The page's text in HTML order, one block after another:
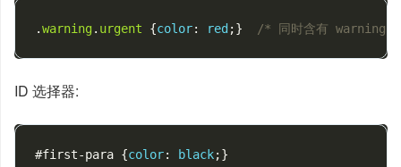
.warning. urgent {color: red ;} /* 同时含有 warning
ID 选择器:
#first-para {color: black;}